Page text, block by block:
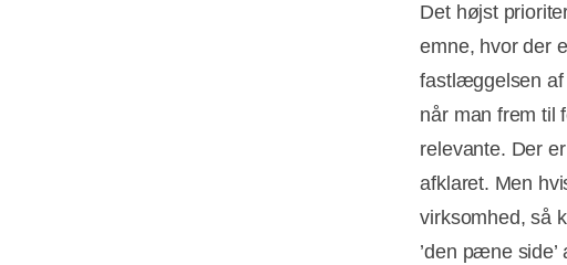
Det højst
emne, hvor der
fastlæggelsen af
når man frem til
relevante. Der
afklaret. Men
virksomhed, så
’den pæne